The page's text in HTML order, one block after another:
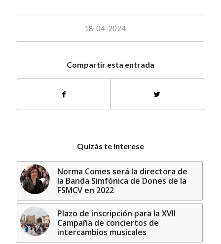
18-04-2024
/
Compartir esta entrada
Quizás te interese
Norma Comes será la directora de
la Banda Simfónica de Dones de la
FSMCV en 2022
Plazo de inscripción para la XVII
Campaña de conciertos de
intercambios musicales